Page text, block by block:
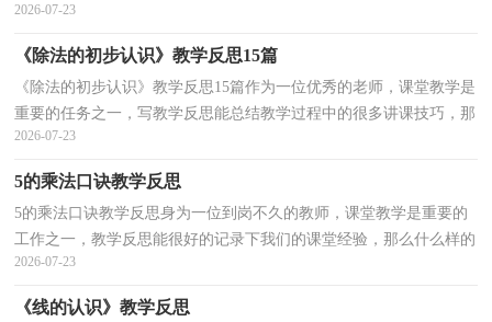
规的教学反思怎么写吗？以下是小编收集整理的清澈的...
2026-07-23
《除法的初步认识》教学反思15篇
《除法的初步认识》教学反思15篇作为一位优秀的老师，课堂教学是
重要的任务之一，写教学反思能总结教学过程中的很多讲课技巧，那
么问题来了，教学反思应该怎么写？以下是小编精心整理...
2026-07-23
5的乘法口诀教学反思
5的乘法口诀教学反思身为一位到岗不久的教师，课堂教学是重要的
工作之一，教学反思能很好的记录下我们的课堂经验，那么什么样的
教学反思才是好的呢？以下是小编帮大家整理的5的乘法...
2026-07-23
《线的认识》教学反思